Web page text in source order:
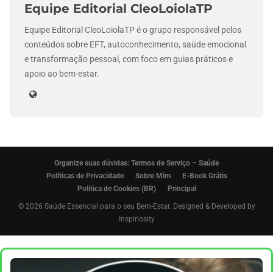
Equipe Editorial CleoLoiolaTP
Equipe Editorial CleoLoiolaTP é o grupo responsável pelos
conteúdos sobre EFT, autoconhecimento, saúde emocional
e transformação pessoal, com foco em guias práticos e
apoio ao bem-estar.
Organize suas dúvidas: Termos de Serviço – Saúde
Políticas de Privacidade
Sobre Mim
E-Book Grátis
Política de Cookies (BR)
Principal
© 2026 Saúde Essencial para o seu Bem-Estar. Designed & Developed by
Inspiriosity